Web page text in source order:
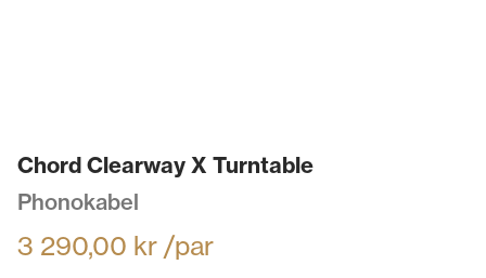
Chord Clearway X Turntable
Phonokabel
3 290,00 kr /par